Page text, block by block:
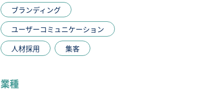
ブランディング
ユーザーコミュニケーション
人材採用
集客
業種